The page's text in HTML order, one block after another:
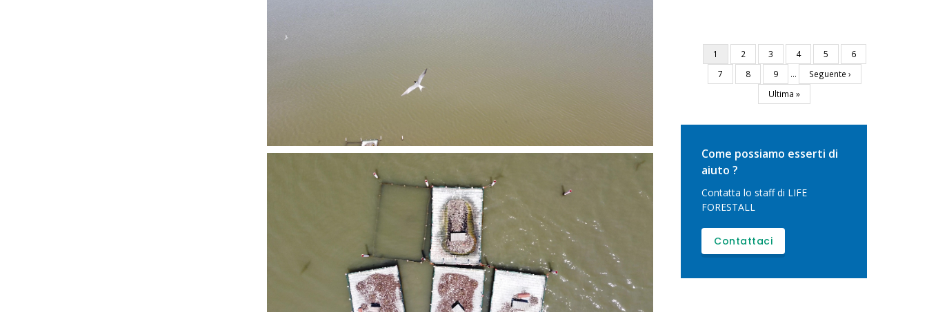
Paginazione
Pagina
attuale
1 Pagina
2 Pagina
3 Pagina
4 Pagina
5 Pagina
6
Pagina
7 Pagina
8 Pagina
9 …
Pagina
successiva
Seguente ›
Ultima
pagina
Ultima »
Come possiamo esserti di
aiuto ?
Contatta lo staff di LIFE
FORESTALL
Contattaci